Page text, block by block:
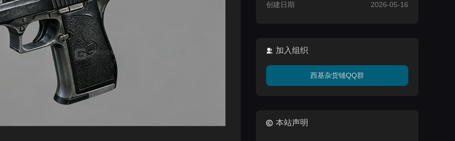
创建日期 2026-05-16
加入组织
西基杂货铺QQ群
本站声明